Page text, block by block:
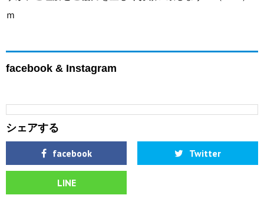
ｍ
facebook & Instagram
シェアする
facebook Twitter
LINE